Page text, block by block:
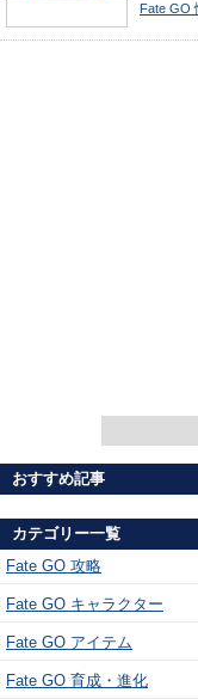
Fate GO
おすすめ記事
カテゴリー一覧
Fate GO 攻略
Fate GO キャラクター
Fate GO アイテム
Fate GO 育成・進化